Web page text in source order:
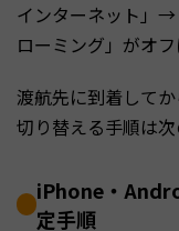
インターネット」
ローミング」がオ
渡航先に到着して
切り替える手順は次
iPhone・
定手順